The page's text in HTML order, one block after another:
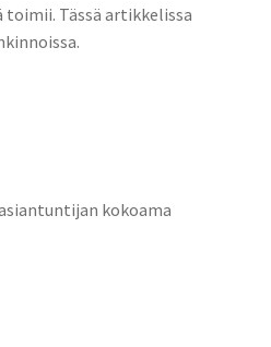
toimii. Tässä artikkelissa
kokoama